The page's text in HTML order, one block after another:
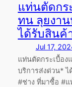
แท่นตัดกร
ทน ลุยงา
ได้รับสินค้
Jul 17,
แท่นตัดกระเบื้อ
บริการส่งด่วน*
#ช่าง ที่มาซื้อ #แ